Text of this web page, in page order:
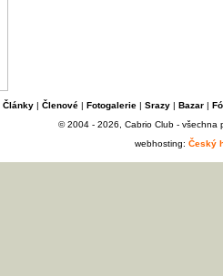
Články| Členové| Fotogalerie| Srazy| Bazar|
© 2004 - 2026, Cabrio Club - všechna
webhosting: Český